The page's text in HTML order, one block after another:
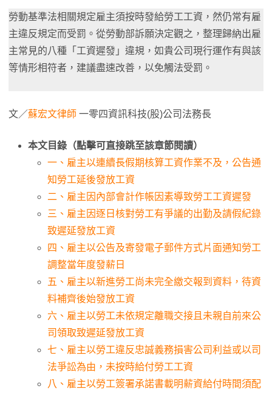
勞動基準法相關規定雇主須按時發給勞工工資，然仍常有雇
主違反規定而受罰。從勞動部訴願決定觀之，整理歸納出雇
主常見的八種「工資遲發」違規，如貴公司現行運作有與該
等情形相符者，建議盡速改善，以免觸法受罰。
文／蘇宏文律師 一零四資訊科技(股)公司法務長
本文目錄（點擊可直接跳至該章節閱讀）
一、雇主以連續長假期核算工資作業不及，公告通
知勞工延後發放工資
二、雇主因內部會計作帳因素導致勞工工資遲發
三、雇主因逐日核對勞工有爭議的出勤及請假紀錄
致遲延發放工資
四、雇主以公告及寄發電子郵件方式片面通知勞工
調整當年度發薪日
五、雇主以新進勞工尚未完全繳交報到資料，待資
料補齊後始發放工資
六、雇主以勞工未依規定離職交接且未親自前來公
司領取致遲延發放工資
七、雇主以勞工違反忠誠義務損害公司利益或以司
法爭訟為由，未按時給付勞工工資
八、雇主以勞工簽署承諾書載明薪資給付時間須配